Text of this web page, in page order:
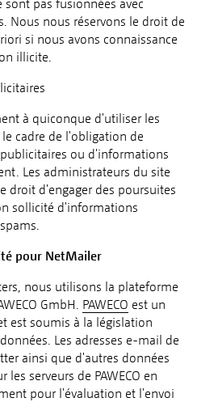
sont pas fusionnées avec
Nous nous réservons le droit de
si nous avons connaissance
illicite.
à quiconque d'utiliser les
cadre de l'obligation de
ou d'informations
Les administrateurs du site
droit d'engager des poursuites
sollicité d'informations
pour NetMailer
nous utilisons la plateforme
GmbH. PAWECO est un
est soumis à la législation
Les adresses e-mail de
ainsi que d'autres données
serveurs de PAWECO en
pour l'évaluation et l'envoi